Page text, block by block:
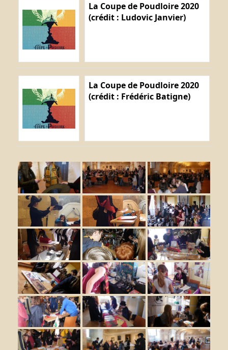
La Coupe de Poudloire 2020
(crédit : Ludovic Janvier)
La Coupe de Poudloire 2020
(crédit : Frédéric Batigne)